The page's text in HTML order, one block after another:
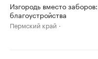
Изгородь вместо
благоустройства
Пермский край